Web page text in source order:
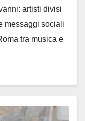
artisti divisi
messaggi sociali
tra musica e